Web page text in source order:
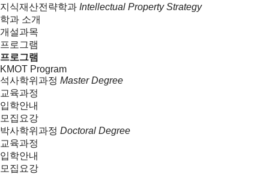
지식재산전략학과 Intellectual Property Strategy
학과 소개
개설과목
프로그램
프로그램
KMOT Program
석사학위과정 Master Degree
교육과정
입학안내
모집요강
박사학위과정 Doctoral Degree
교육과정
입학안내
모집요강